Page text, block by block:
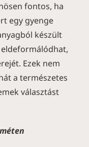
fontos, ha
egy gyenge
készült
Ezek nem
a természetes
választást